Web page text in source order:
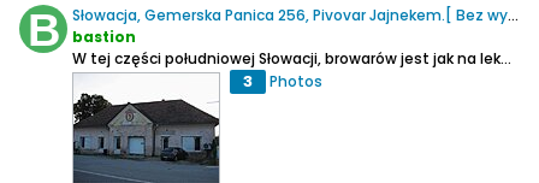
Słowacja, Gemerska Panica 256, Pivovar Jajnekem.[ Bez wyszynku]
bastion
W tej części południowej Słowacji, browarów jest jak na lekarstwo. W Rożnavie jest Kaltenecker i to w zasadzie wszystko. To taki nieco wykluczony obszar pod wieloma względami. Na przykład przez Gemerską Panicę wiedzie linia kolejowa i jest tam przystanek, ale od lat w żadnych mniejszych miejscowościach...
3 Photos